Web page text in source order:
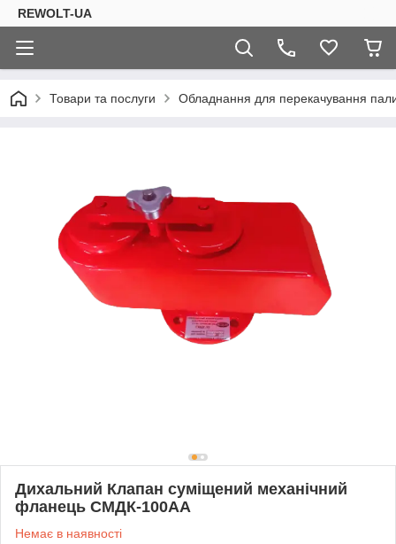
REWOLT-UA
Товари та послуги Обладнання для перекачування
Дихальний Клапан суміщений механічний
фланець СМДК-100АА
Немає в наявності